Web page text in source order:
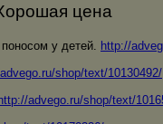
цена
у детей. http://
shop/text/10130492/
http://advego.ru/shop/text/